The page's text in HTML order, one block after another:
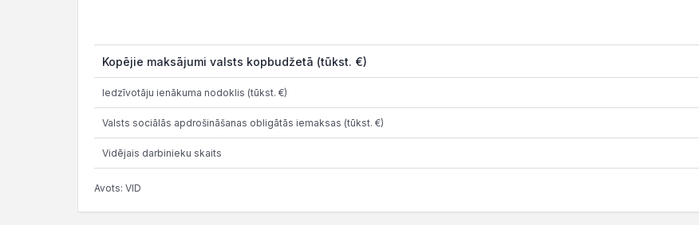
Kopējie maksājumi valsts kopbudžetā (tūkst. €)
Iedzīvotāju ienākuma nodoklis (tūkst. €)
Valsts sociālās apdrošināšanas obligātās iemaksas (tūkst. €)
Vidējais darbinieku skaits
Avots: VID